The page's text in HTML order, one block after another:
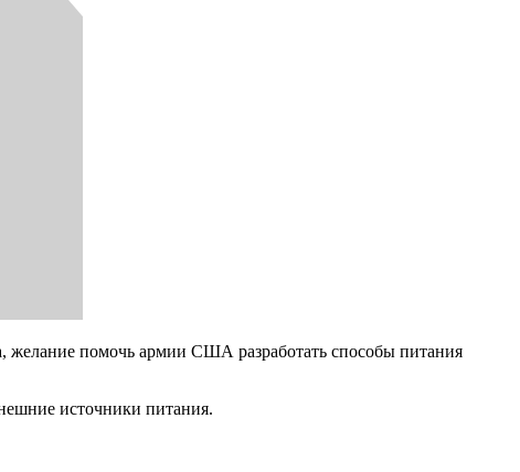
желание помочь армии США разработать способы питания
источники питания.